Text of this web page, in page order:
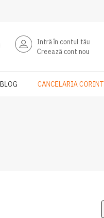
Intră în contul tău
Creează cont nou
BLOG CANCELARIA CORINT